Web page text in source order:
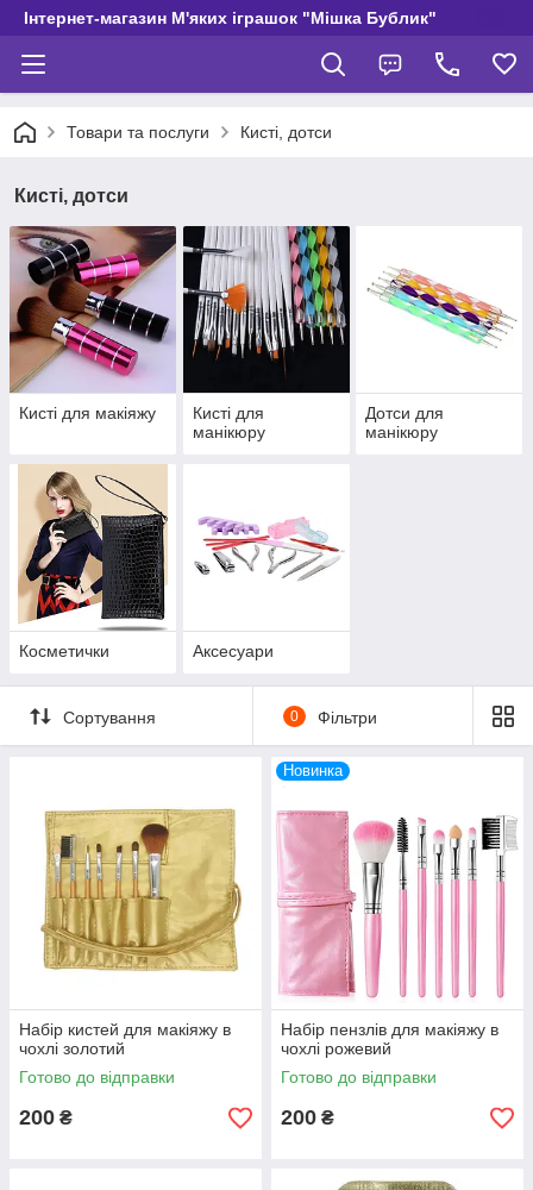
Інтернет-магазин М'яких іграшок "Мішка Бублик"
Товари та послуги Кисті, дотси
Кисті, дотси
Кисті для макіяжу
Кисті для
манікюру
Дотси для
манікюру
Косметички Аксесуари
Сортування 0 Фільтри
Набір кистей для макіяжу в
чохлі золотий
Готово до відправки
200 ₴
Новинка
Набір пензлів для макіяжу в
чохлі рожевий
Готово до відправки
200 ₴